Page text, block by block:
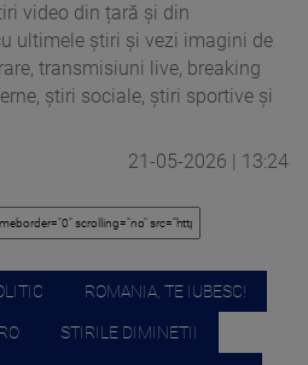
video din țară și din
ultimele știri și vezi imagini de
transmisiuni live, breaking
știri sociale, știri sportive și
21-05-2026 | 13:24
ROMANIA, TE IUBESC!
STIRILE DIMINETII